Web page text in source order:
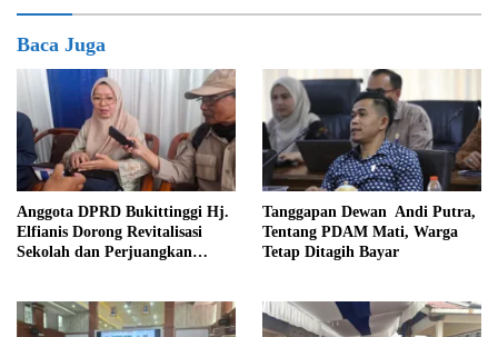
Baca Juga
Anggota DPRD Bukittinggi Hj.
Elfianis Dorong Revitalisasi
Sekolah dan Perjuangkan
Tanggapan Dewan Andi Putra,
Tentang PDAM Mati, Warga
Tetap Ditagih Bayar